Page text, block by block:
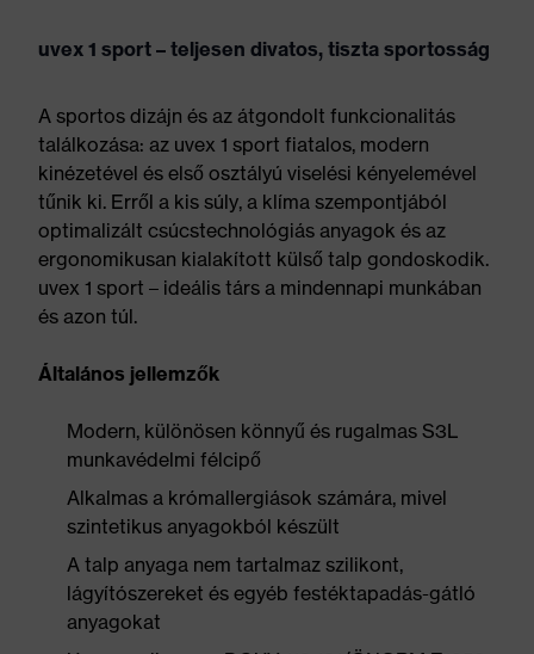
uvex 1 sport – teljesen divatos, tiszta sportosság
A sportos dizájn és az átgondolt funkcionalitás
találkozása: az uvex 1 sport fiatalos, modern
kinézetével és első osztályú viselési kényelemével
tűnik ki. Erről a kis súly, a klíma szempontjából
optimalizált csúcstechnológiás anyagok és az
ergonomikusan kialakított külső talp gondoskodik.
uvex 1 sport – ideális társ a mindennapi munkában
és azon túl.
Általános jellemzők
Modern, különösen könnyű és rugalmas S3L
munkavédelmi félcipő
Alkalmas a krómallergiások számára, mivel
szintetikus anyagokból készült
A talp anyaga nem tartalmaz szilikont,
lágyítószereket és egyéb festéktapadás-gátló
anyagokat